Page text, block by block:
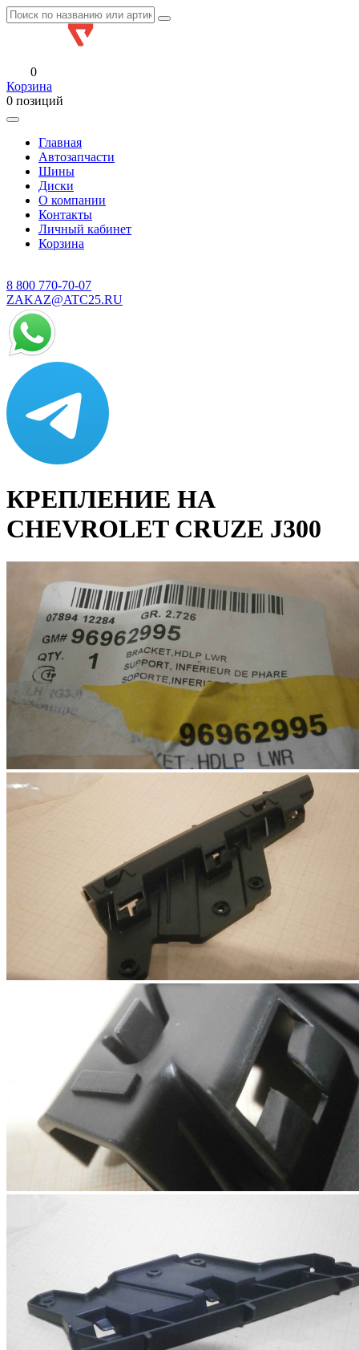
0
Корзина
0 позиций
Главная
Автозапчасти
Шины
Диски
О компании
Контакты
Личный кабинет
Корзина
8 800 770-70-07
ZAKAZ@ATC25.RU
КРЕПЛЕНИЕ НА
CHEVROLET CRUZE J300